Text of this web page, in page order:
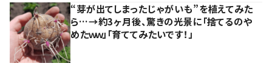
“芽が出てしまったじゃがいも”を植えてみた
ら…→約3ヶ月後、驚きの光景に「捨てるのや
めたｗｗ」「育ててみたいです！」